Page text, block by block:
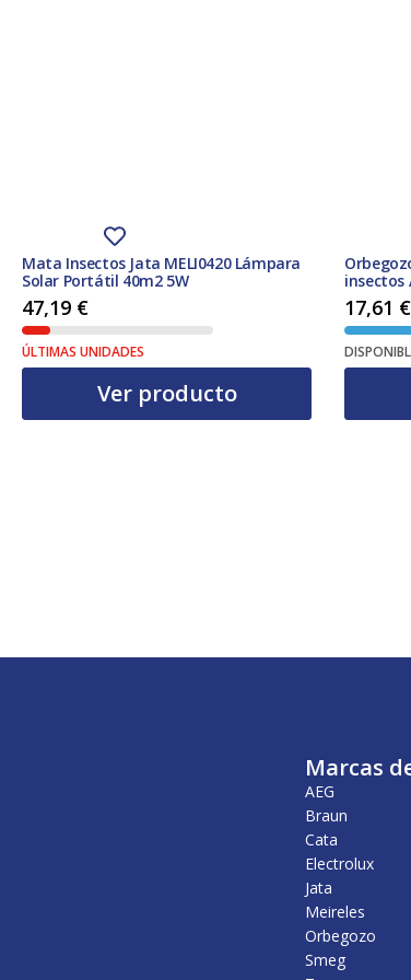
Mata Insectos Jata MELI0420 Lámpara
Solar Portátil 40m2 5W
47,19 €
ÚLTIMAS UNIDADES
Ver producto
Apto
17,61 €
Marcas
AEG
Braun
Cata
Electrolux
Jata
Meireles
Orbegozo
Smeg